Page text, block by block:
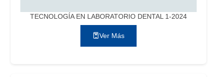
TECNOLOGÍA EN LABORATORIO DENTAL 1-2024
Ver Más